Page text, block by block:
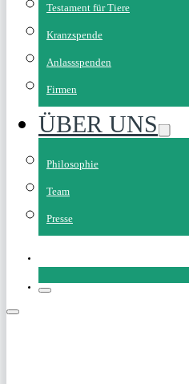
Testament für Tiere
Kranzspende
Anlassspenden
Firmen
ÜBER UNS
Philosophie
Team
Presse